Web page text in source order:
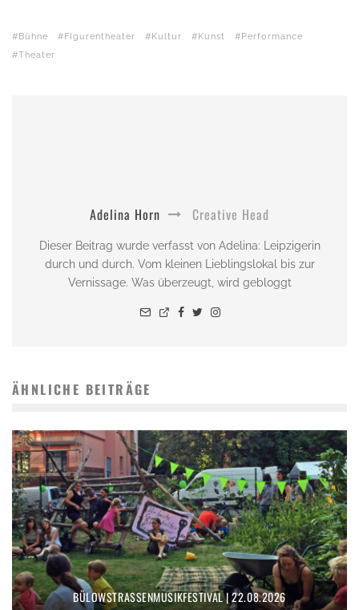
Bühne FIgurentheater Kultur Kunst
Performance
Theater
Adelina Horn Creative Head
Dieser Beitrag wurde verfasst von Adelina: Leipzigerin
durch und durch. Vom kleinen Lieblingslokal bis zur
Vernissage. Was überzeugt, wird gebloggt
ÄHNLICHE BEITRÄGE
BÜLOWSTRASSENMUSIKFESTIVAL | 22.08.2026